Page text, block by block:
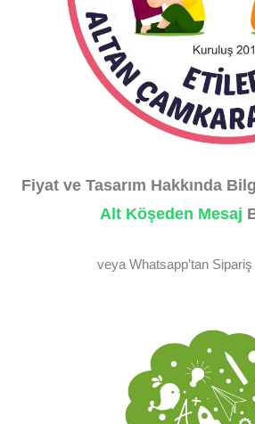
Fiyat ve Tasarım Hakkında
Alt Köşeden Mesaj
veya Whatsapp’tan